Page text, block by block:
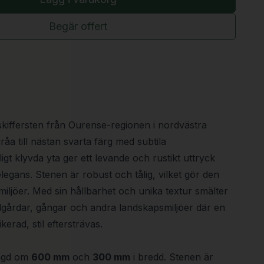
Begär offert
från Ourense-regionen i nordvästra
till nästan svarta färg med subtila
klyvda yta ger ett levande och rustikt uttryck
Stenen är robust och tålig, vilket gör den
Med sin hållbarhet och unika textur smälter
gångar och andra landskapsmiljöer där en
stil eftersträvas.
om 600 mm och 300 mm i bredd. Stenen är